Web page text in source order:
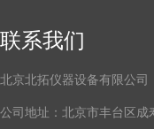
联系我们
北京北拓仪器设备有限公司
公司地址：北京市丰台区成